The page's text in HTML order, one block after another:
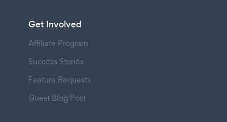
Get Involved
Affiliate Program
Success Stories
Feature Requests
Guest Blog Post